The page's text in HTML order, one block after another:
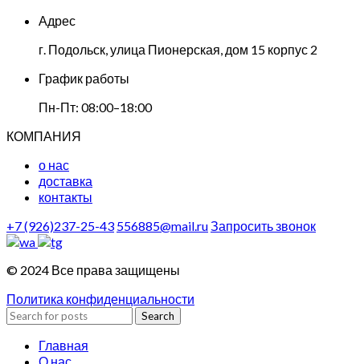
Адрес
г. Подольск, улица Пионерская, дом 15 корпус 2
График работы
Пн-Пт: 08:00–18:00
КОМПАНИЯ
о нас
доставка
контакты
+7 (926)237-25-43 556885@mail.ruЗапросить звонок
© 2024 Все права защищены
Политика конфиденциальности
Search
Главная